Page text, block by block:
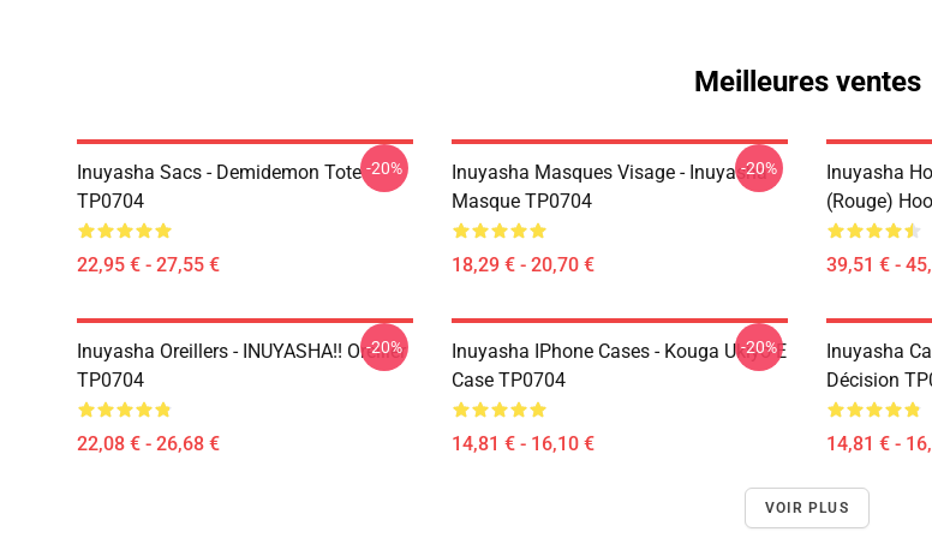
Meilleures ventes
Inuyasha Sacs - Demidemon Tote
TP0704
22,95 € - 27,55 €
-20%
Inuyasha Masques Visage - Inuyasha
Masque TP0704
18,29 € - 20,70 €
-20%
Inuyasha
(rouge)
39,51 € -
Inuyasha Oreillers - INUYASHA!! Oreiller
TP0704
22,08 € - 26,68 €
-20%
Inuyasha IPhone Cases - Kouga Ukiyo-E
Case TP0704
14,81 € - 16,10 €
-20%
Inuyasha
Décision
14,81 € -
VOIR PLUS